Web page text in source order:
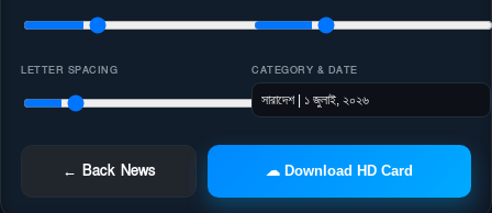
LETTER SPACING CATEGORY & DATE
← Back News ☁ Download HD Card